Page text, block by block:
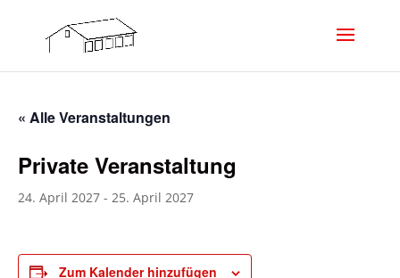
« Alle Veranstaltungen
Private Veranstaltung
24. April 2027 - 25. April 2027
Zum Kalender hinzufügen